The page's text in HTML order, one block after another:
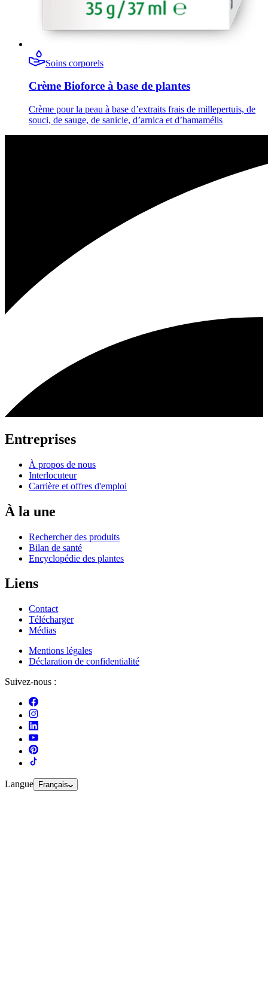
Soins corporels
Crème Bioforce à base de plantes
Crème pour la peau à base d’extraits frais de millepertuis, de
souci, de sauge, de sanicle, d’arnica et d’hamamélis
Entreprises
À propos de nous
Interlocuteur
Carrière et offres d'emploi
À la une
Rechercher des produits
Bilan de santé
Encyclopédie des plantes
Liens
Contact
Télécharger
Médias
Mentions légales
Déclaration de confidentialité
Suivez-nous :
Langue Français